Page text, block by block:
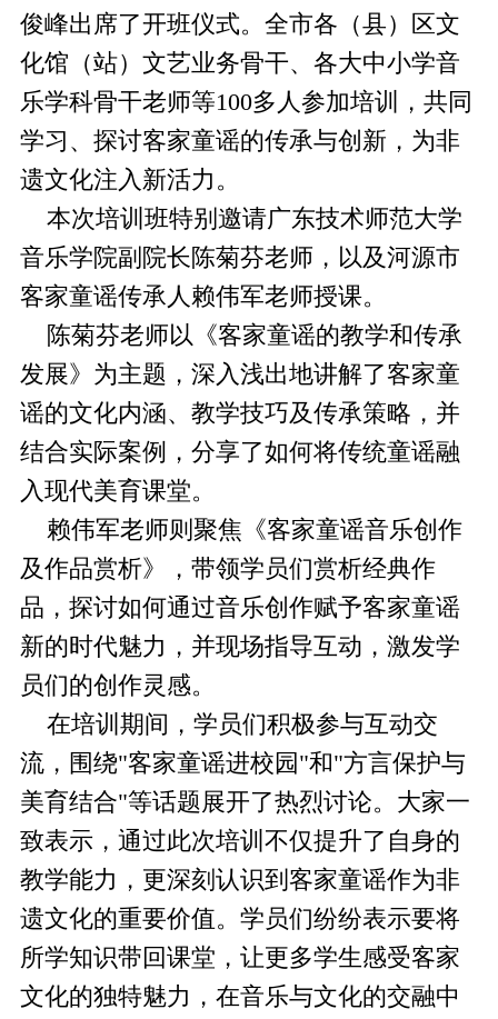
俊峰出席了开班仪式。全市各（县）区文
化馆（站）文艺业务骨干、各大中小学音
乐学科骨干老师等100多人参加培训，共同
学习、探讨客家童谣的传承与创新，为非
遗文化注入新活力。
本次培训班特别邀请广东技术师范大学
音乐学院副院长陈菊芬老师，以及河源市
客家童谣传承人赖伟军老师授课。
陈菊芬老师以《客家童谣的教学和传承
发展》为主题，深入浅出地讲解了客家童
谣的文化内涵、教学技巧及传承策略，并
结合实际案例，分享了如何将传统童谣融
入现代美育课堂。
赖伟军老师则聚焦《客家童谣音乐创作
及作品赏析》，带领学员们赏析经典作
品，探讨如何通过音乐创作赋予客家童谣
新的时代魅力，并现场指导互动，激发学
员们的创作灵感。
在培训期间，学员们积极参与互动交
流，围绕"客家童谣进校园"和"方言保护与
美育结合"等话题展开了热烈讨论。大家一
致表示，通过此次培训不仅提升了自身的
教学能力，更深刻认识到客家童谣作为非
遗文化的重要价值。学员们纷纷表示要将
所学知识带回课堂，让更多学生感受客家
文化的独特魅力，在音乐与文化的交融中